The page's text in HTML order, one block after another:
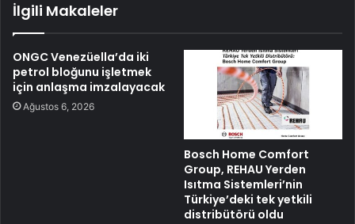
İlgili Makaleler
ONGC Venezüella’da iki
petrol bloğunu işletmek
için anlaşma imzalayacak
Ağustos 6, 2026
Bosch Home Comfort
Group, REHAU Yerden
Isıtma Sistemleri’nin
Türkiye’deki tek yetkili
distribütörü oldu